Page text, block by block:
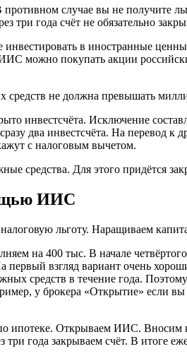
случае вы не получите
три года счёт не обязательно
в иностранные
можно покупать акции
не должна превышать
инвестсчёта. Исключение
два инвестсчёта. На перевод
с налоговым вычетом.
средства. Для этого придётся
ИИС
льготу. Наращиваем
на 400 тыс. В начале
первый взгляд вариант очень
средств в течение года.
у брокера «Открытие» если
ипотеке. Открываем ИИС. Вносим
года закрываем счёт. В итоге